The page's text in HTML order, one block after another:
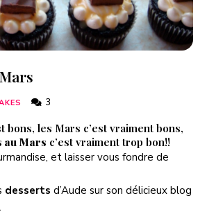
3
bons, les Mars c’est vraiment bons,
au Mars c’est vraiment trop bon!!
et laisser vous fondre de
desserts d’Aude sur son délicieux blog
.